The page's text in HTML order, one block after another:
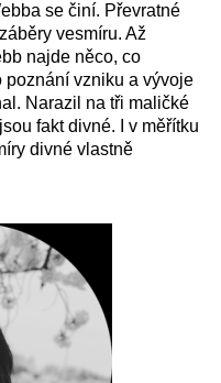
se činí. Převratné
vesmíru. Až
najde něco, co
vzniku a vývoje
Narazil na tři maličké
fakt divné. I v měřítku
divné vlastně